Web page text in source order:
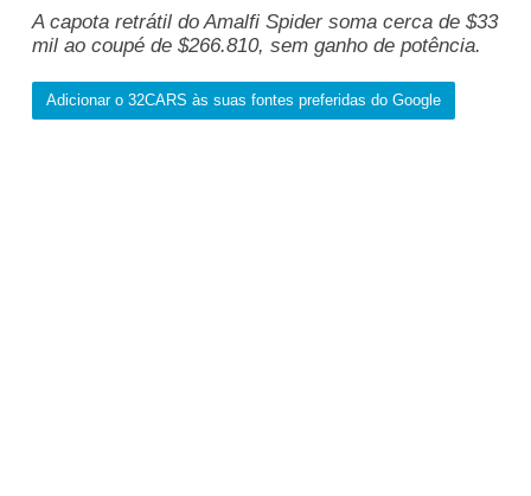
A capota retrátil do Amalfi Spider soma cerca de $33
mil ao coupé de $266.810, sem ganho de potência.
Adicionar o 32CARS às suas fontes preferidas do Google